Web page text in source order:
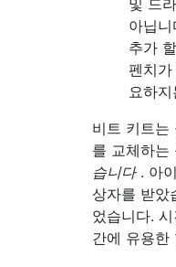
아닙
추가
펜치
요하
비트 키트는
를 교체하는
습니다. 아
상자를 받았
었습니다.
간에 유용한